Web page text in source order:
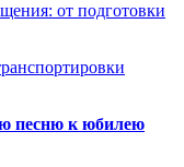
от подготовки
песню к юбилею